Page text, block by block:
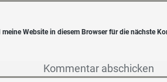
Website in diesem Browser für die nächste